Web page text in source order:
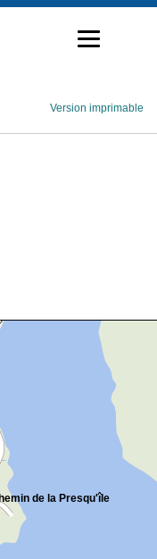
Version imprimable
de la Presqu'île